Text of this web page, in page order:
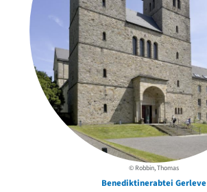
© Robbin, Thomas
Benediktinerabtei Gerleve